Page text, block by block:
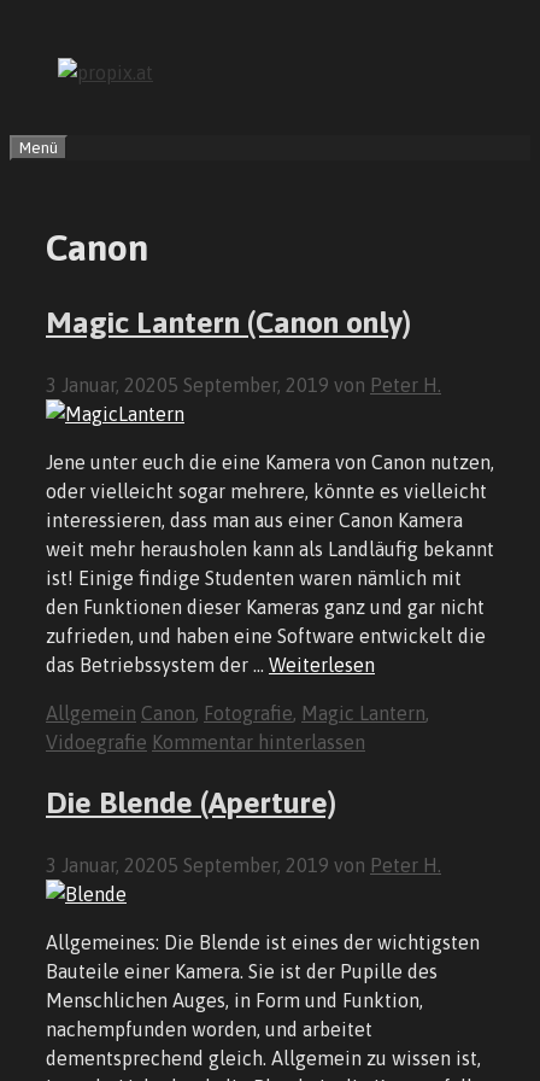
springen
Menü
Canon
Magic Lantern (Canon only)
3 Januar, 20205 September, 2019 von Peter H.
Jene unter euch die eine Kamera von Canon nutzen,
oder vielleicht sogar mehrere, könnte es vielleicht
interessieren, dass man aus einer Canon Kamera
weit mehr herausholen kann als Landläufig bekannt
ist! Einige findige Studenten waren nämlich mit
den Funktionen dieser Kameras ganz und gar nicht
zufrieden, und haben eine Software entwickelt die
das Betriebssystem der … Weiterlesen
Kategorien
Allgemein Schlagwörter
Canon Fotografie Magic Lantern
Vidoegrafie Kommentar hinterlassen
Die Blende (Aperture)
3 Januar, 20205 September, 2019 von Peter H.
Allgemeines: Die Blende ist eines der wichtigsten
Bauteile einer Kamera. Sie ist der Pupille des
Menschlichen Auges, in Form und Funktion,
nachempfunden worden, und arbeitet
dementsprechend gleich. Allgemein zu wissen ist,